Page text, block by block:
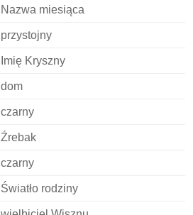
Nazwa miesiąca
przystojny
Imię Kryszny
dom
czarny
Źrebak
czarny
Światło rodziny